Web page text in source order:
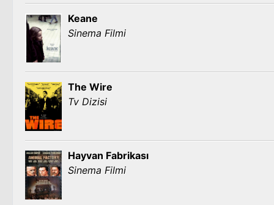
Keane
Sinema Filmi
The Wire
Tv Dizisi
Hayvan Fabrikası
Sinema Filmi